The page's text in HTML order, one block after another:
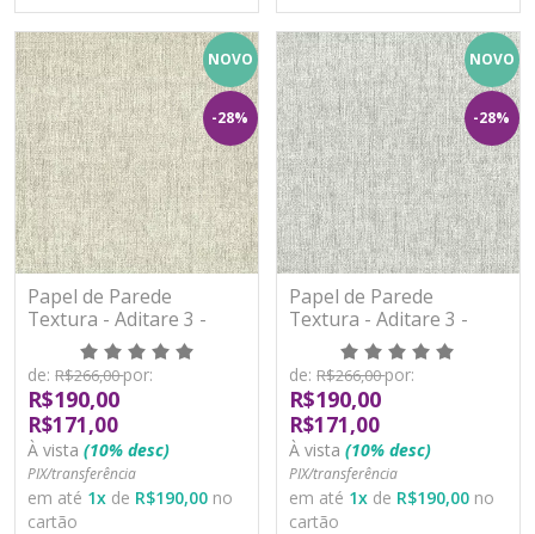
NOVO
-28%
Papel de Parede
Textura - Aditare 3 -
AD300011R - Vinílico
de: R$266,00por:
R$190,00
R$171,00
À vista (10% desc)
PIX/transferência
em até 1x de R$190,00 no
cartão
NOVO
-28%
Papel de Parede
Textura - Aditare 3 -
AD300012R - Vinílico
de: R$266,00por:
R$190,00
R$171,00
À vista (10% desc)
PIX/transferência
em até 1x de R$190,00 no
cartão